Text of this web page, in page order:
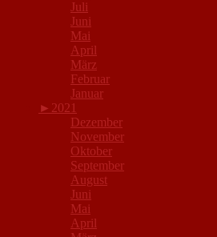
Juli
Juni
Mai
April
März
Februar
Januar
► 2021
Dezember
November
Oktober
September
August
Juni
Mai
April